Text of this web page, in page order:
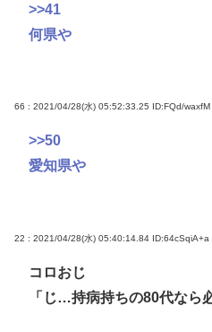
>>41
何県や
66 : 2021/04/28(水) 05:52:33.25 ID:FQd/waxfM
>>50
愛知県や
22 : 2021/04/28(水) 05:40:14.84 ID:64cSqiA+a
コロおじ
「じ…持病持ちの80代なら